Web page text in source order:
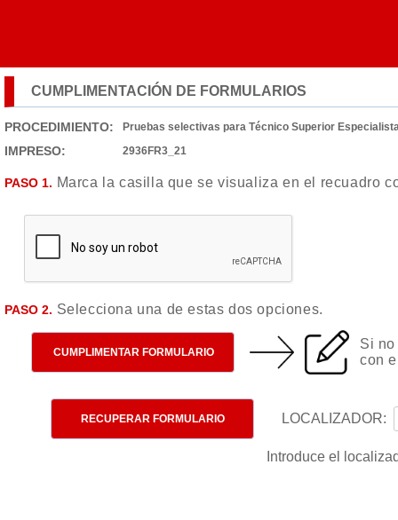
CUMPLIMENTACIÓN DE FORMULARIOS
PROCEDIMIENTO: Pruebas selectivas para Técnico Superior
IMPRESO: 2936FR3_21
PASO 1. Marca la casilla que se visualiza en el recuadro
PASO 2. Selecciona una de estas dos opciones.
CUMPLIMENTAR FORMULARIO
Si
con
RECUPERAR FORMULARIO LOCALIZADOR:
Introduce el